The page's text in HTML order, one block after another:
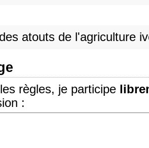
atouts de l'agriculture
règles, je participe
: